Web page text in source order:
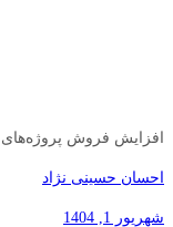
افزایش فروش پروژه‌های
احسان حسینی نژاد
شهریور 1, 1404